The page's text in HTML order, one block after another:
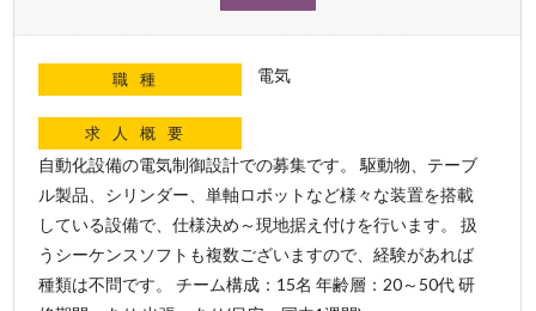
職種 電気
求人概要
自動化設備の電気制御設計での募集です。 駆動物、テーブ
ル製品、シリンダー、単軸ロボットなど様々な装置を搭載
している設備で、仕様決め～現地据え付けを行います。 扱
うシーケンスソフトも複数ございますので、経験があれば
種類は不問です。 チーム構成：15名 年齢層：20～50代 研